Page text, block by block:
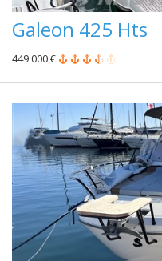
Galeon 425 Hts
449 000 €